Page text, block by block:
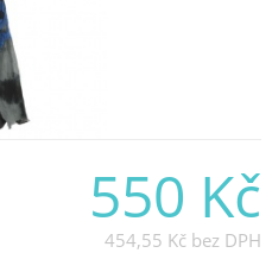
550 Kč
454,55 Kč bez DPH